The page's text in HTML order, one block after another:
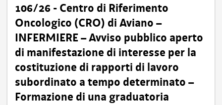
106/26 - Centro di Riferimento
Oncologico (CRO) di Aviano –
INFERMIERE – Avviso pubblico aperto
di manifestazione di interesse per la
costituzione di rapporti di lavoro
subordinato a tempo determinato –
Formazione di una graduatoria